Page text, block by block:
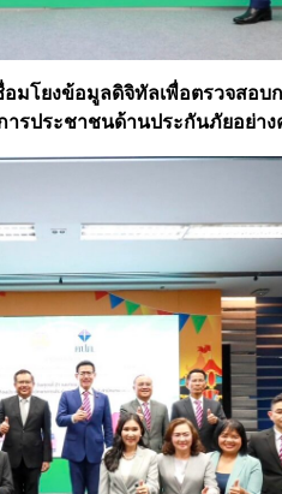
มโยงข้อมูลดิจิทัลเพื่อตรวจสอบ
รประชาชนด้านประกันภัยอย่าง